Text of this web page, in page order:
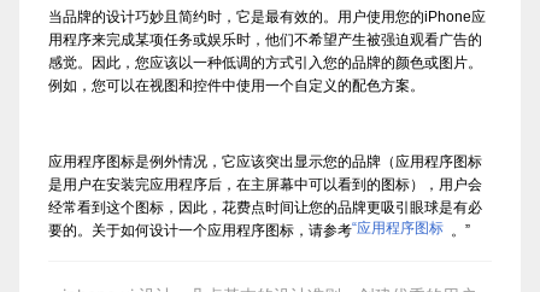
当品牌的设计巧妙且简约时，它是最有效的。用户使用您的iPhone应
用程序来完成某项任务或娱乐时，他们不希望产生被强迫观看广告的
感觉。因此，您应该以一种低调的方式引入您的品牌的颜色或图片。
例如，您可以在视图和控件中使用一个自定义的配色方案。
应用程序图标是例外情况，它应该突出显示您的品牌（应用程序图标
是用户在安装完应用程序后，在主屏幕中可以看到的图标），用户会
经常看到这个图标，因此，花费点时间让您的品牌更吸引眼球是有必
要的。关于如何设计一个应用程序图标，请参考“应用程序图标 。”